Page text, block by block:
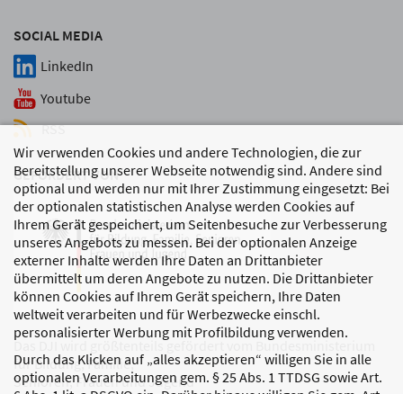
Wir verwenden Cookies und andere Technologien, die zur
Bereitstellung unserer Webseite notwendig sind. Andere sind
optional und werden nur mit Ihrer Zustimmung eingesetzt: Bei
der optionalen statistischen Analyse werden Cookies auf
Ihrem Gerät gespeichert, um Seitenbesuche zur Verbesserung
unseres Angebots zu messen. Bei der optionalen Anzeige
externer Inhalte werden Ihre Daten an Drittanbieter
übermittelt um deren Angebote zu nutzen. Die Drittanbieter
können Cookies auf Ihrem Gerät speichern, Ihre Daten
weltweit verarbeiten und für Werbezwecke einschl.
personalisierter Werbung mit Profilbildung verwenden.
Durch das Klicken auf „alles akzeptieren“ willigen Sie in alle
optionalen Verarbeitungen gem. § 25 Abs. 1 TTDSG sowie Art.
SOCIAL MEDIA
LinkedIn
Youtube
RSS
GEFÖRDERT VON
Das DJI wird größtenteils gefördert vom Bundesministerium
für Bildung, Familie,
Senioren, Frauen und Jugend